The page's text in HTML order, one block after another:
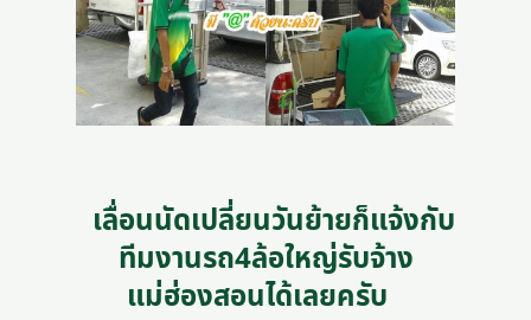
เลื่อนนัดเปลี่ยนวันย้ายก็แจ้งกับ
ทีมงานรถ4ล้อใหญ่รับจ้าง
แม่ฮ่องสอนได้เลยครับ